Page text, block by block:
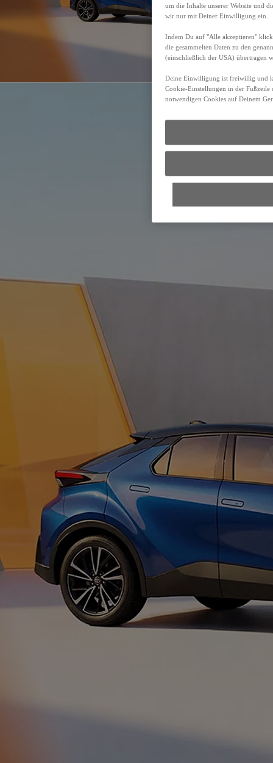
um die Inhalte unserer Website und
wir nur mit Deiner Einwilligung ein.
Indem Du auf "Alle akzeptieren"
die gesammelten Daten zu den
(einschließlich der USA) übertragen
Deine Einwilligung ist freiwillig und
Cookie-Einstellungen in der Fußzeile
notwendigen Cookies auf Deinem